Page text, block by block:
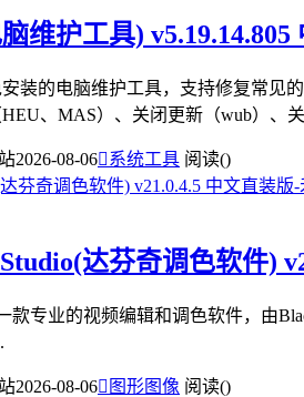
维护工具) v5.19.14.805
装的电脑维护工具，支持修复常见
、MAS）、关闭更新（wub）、
2026-08-06系统工具 阅读()
达芬奇调色软件)
款专业的视频编辑和调色软件，由
2026-08-06 图形图像 阅读()